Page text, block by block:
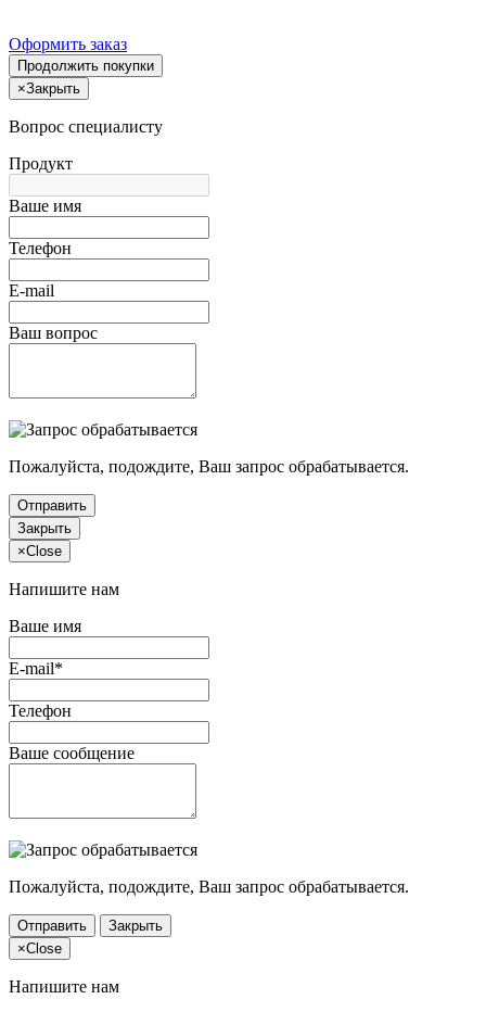
Оформить заказ
Продолжить покупки
×Закрыть
Вопрос специалисту
Продукт
Ваше имя
Телефон
E-mail
Ваш вопрос
Пожалуйста, подождите, Ваш запрос обрабатывается.
Отправить
Закрыть
×Close
Напишите нам
Ваше имя
E-mail*
Телефон
Ваше сообщение
Пожалуйста, подождите, Ваш запрос обрабатывается.
Отправить
Закрыть
×Close
Напишите нам